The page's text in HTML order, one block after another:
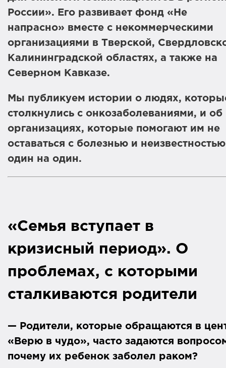
России». Его развивает фонд «Не
напрасно» вместе с некоммерческими
организациями в Тверской,
Калининградской областях, а также на
Северном Кавказе.
Мы публикуем истории о людях,
столкнулись с онкозаболеваниями, и об
организациях, которые помогают им не
оставаться с болезнью и неизвестностью
один на один.
«Семья вступает в
кризисный период». О
проблемах, с которыми
сталкиваются родители
— Родители, которые обращаются в
«Верю в чудо», часто задаются
почему их ребенок заболел раком?